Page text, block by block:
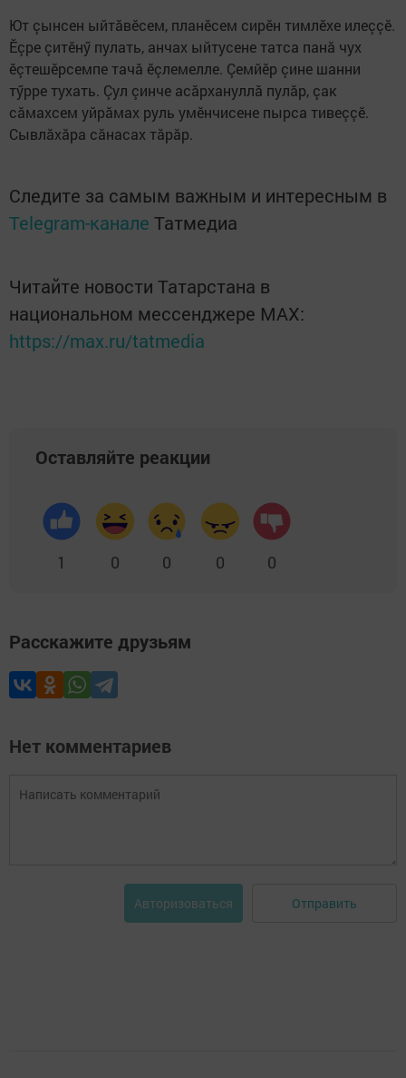
Ют çынсен ыйтăвӗсем, планӗсем сирӗн тимлӗхе илеççӗ.
Ӗçре çитӗнӳ пулать, анчах ыйтусене татса панă чух
ӗçтешӗрсемпе тачă ӗçлемелле. Çемйӗр çине шанни
тӳрре тухать. Çул çинче асăрхануллă пулăр, çак
сăмахсем уйрăмах руль умӗнчисене пырса тивеççӗ.
Сывлăхăра сăнасах тăрăр.
Следите за самым важным и интересным в
Telegram-канале Татмедиа
Читайте новости Татарстана в
национальном мессенджере MАХ:
https://max.ru/tatmedia
Оставляйте реакции
1 0 0 0 0
Расскажите друзьям
Нет комментариев
Авторизоваться Отправить